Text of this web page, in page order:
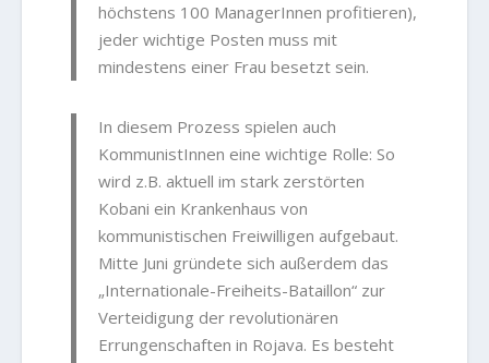
höchstens 100 ManagerInnen profitieren),
jeder wichtige Posten muss mit
mindestens einer Frau besetzt sein.
In diesem Prozess spielen auch
KommunistInnen eine wichtige Rolle: So
wird z.B. aktuell im stark zerstörten
Kobani ein Krankenhaus von
kommunistischen Freiwilligen aufgebaut.
Mitte Juni gründete sich außerdem das
„Internationale-Freiheits-Bataillon“ zur
Verteidigung der revolutionären
Errungenschaften in Rojava. Es besteht